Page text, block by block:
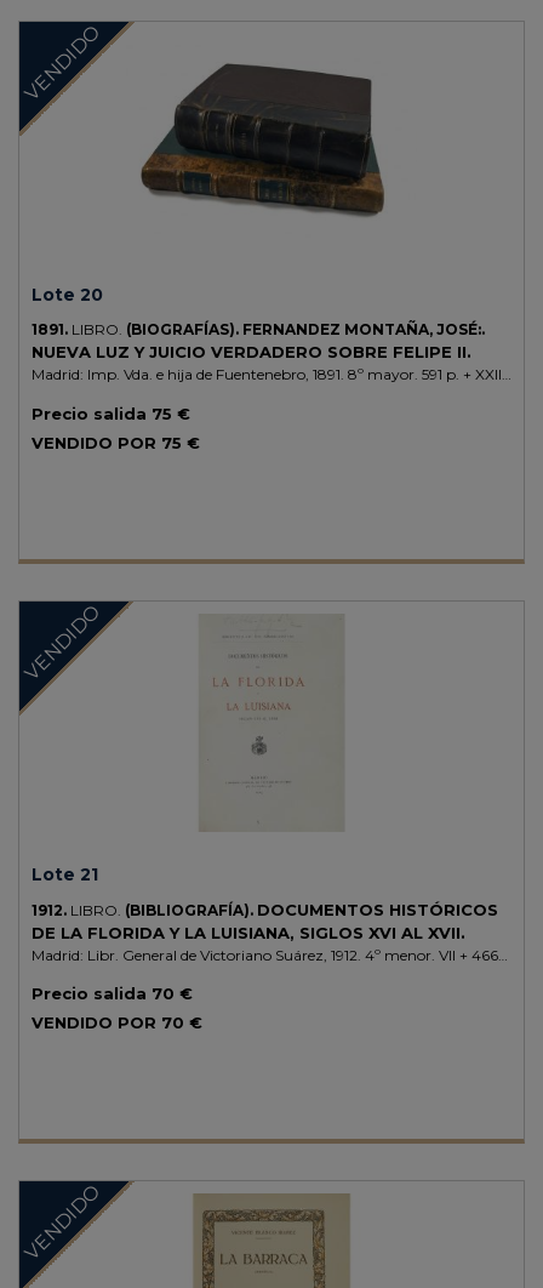
VENDIDO
Lote 20
1891. LIBRO. (BIOGRAFÍAS). FERNANDEZ MONTAÑA, JOSÉ:.
NUEVA LUZ Y JUICIO VERDADERO SOBRE FELIPE II.
Madrid: Imp. Vda. e hija de Fuentenebro, 1891. 8º mayor. 591 p. + XXIII
QUADRADO Y DE-ROÓ, FRANCISCO DE PAULA: ELOGIO
HISTÓRICO DEL EXCELENTÍSIMO SEÑOR DON ANTONIO DE
Precio salida 75 €
VENDIDO POR 75 €
VENDIDO
Lote 21
1912. LIBRO. (BIBLIOGRAFÍA). DOCUMENTOS HISTÓRICOS
DE LA FLORIDA Y LA LUISIANA, SIGLOS XVI AL XVII.
Madrid: Libr. General de Victoriano Suárez, 1912. 4º menor. VII + 466
originales a dos tintas.
Precio salida 70 €
VENDIDO POR 70 €
VENDIDO